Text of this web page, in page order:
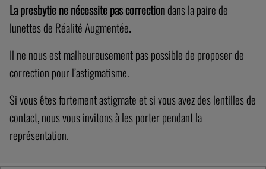
La presbytie ne nécessite pas correctiondans la paire de
lunettes de Réalité Augmentée.
Il ne nous est malheureusement pas possible de proposer de
correction pour l’astigmatisme.
Si vous êtes fortement astigmate et si vous avez des lentilles de
contact, nous vous invitons à les porter pendant la
représentation.